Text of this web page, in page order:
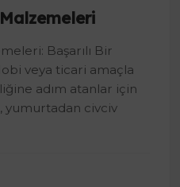
Başarılı Bir
veya ticari amaçla
adım atanlar için
yumurtadan civciv